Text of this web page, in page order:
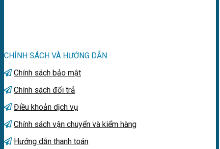
CHÍNH SÁCH VÀ HƯỚNG DẪN
Chính sách bảo mật
Chính sách đổi trả
Điều khoản dịch vụ
Chính sách vận chuyển và kiểm hàng
Hướng dẫn thanh toán